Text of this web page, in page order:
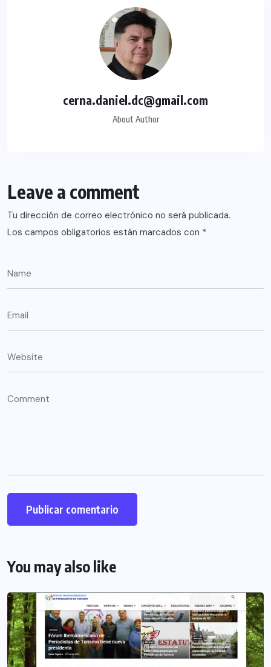
cerna.daniel.dc@gmail.com
About Author
Leave a comment
Tu dirección de correo electrónico no será publicada.
Los campos obligatorios están marcados con *
You may also like